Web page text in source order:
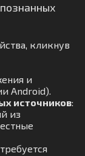
кликнув
и
Android).
источников:
из